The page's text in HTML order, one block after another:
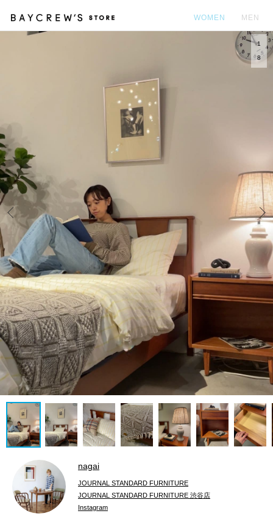
WOMEN MEN
Prev
1
8
nagai
JOURNAL STANDARD FURNITURE
JOURNAL STANDARD FURNITURE 渋谷店
Instagram